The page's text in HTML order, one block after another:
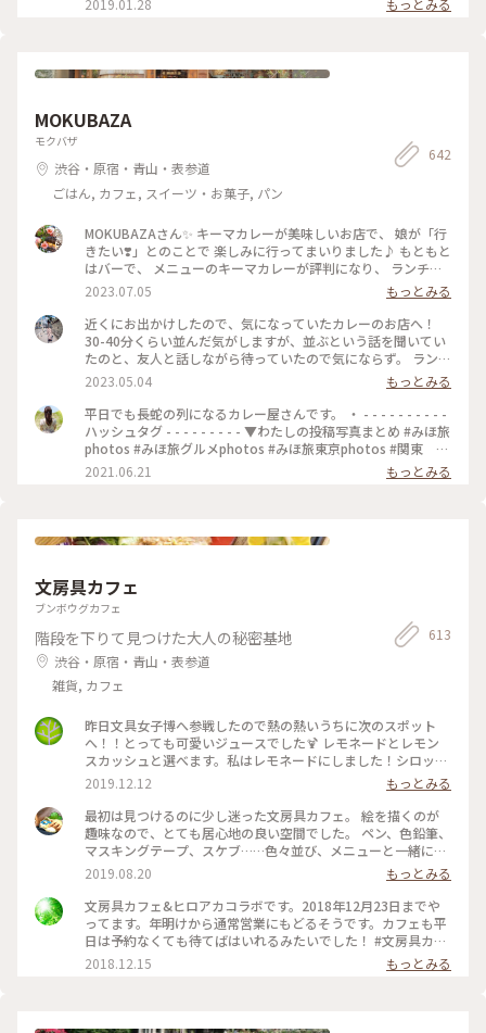
お出かけ
2019.01.28 もっとみる
MOKUBAZA
モクバザ
渋谷・原宿・青山・表参道
ごはん, カフェ, スイーツ・お菓子, パン
642
MOKUBAZAさん✨ キーマカレーが美味しいお店で、 娘が「行
きたい❣️」とのことで 楽しみに行ってまいりました♪ もともと
はバーで、 メニューのキーマカレーが評判になり、 ランチタ
イムも営業するようになったとのことです。 20時間以上かけ
て作るキーマカレーは 本当に味わい深くてスパイスたっぷり
で とても美味しいです✨ さらに、小麦粉、化学調味料、人工
添加物 なども入っていないそうで、 身体にも優しいカレーで
す(o^^o) 私たちは、チーズキーマカレーを マンゴーラッシー
と一緒にいただきました♡ モッツァレラチーズがとろ〜り✨
とても美味しかったです❣️ 他にもナッツキーマカレーや、 コリ
アンダーキーマカレー、 アボカドキーマカレーなどなど💕 次
にうかがうのが楽しみになりました•*¨*•.¸¸♡ ★山手線原宿駅
より徒歩9分 ★副都心線北参道駅より徒歩6分 ★総武線千駄ヶ
谷駅より徒歩10分 ★大江戸線国立競技場駅より徒歩10分
#MOKUBAZA #私のことりっぷ旅 #ランチ #チーズキーマカレ
2023.07.05
もっとみる
近くにお出かけしたので、気になっていたカレーのお店へ！
30-40分くらい並んだ気がしますが、並ぶという話を聞いてい
たのと、友人と話しながら待っていたので気にならず。 ランチ
は14時までらしいですが、その時間までに並んでいたら入れる
みたいです🙆🏻‍♀️ 私は、焼きエッグキーマカレー（Sサイズ
¥1,280）をいただきました🍛 熱々で、少し辛めですが、私の
好みの辛さでした（辛いのが苦手な友人は苦労してました😂）
何より、スパイスの香りが最高でした！！ これは行列ができ
るな、、という感じです。 帰宅しても、まだ香りが残っててま
た食べたくなってます😂💓 #MOKUBAZA #カレー #キーマカレ
2023.05.04
もっとみる
平日でも長蛇の列になるカレー屋さんです。 ・ - - - - - - - - - -
ハッシュタグ - - - - - - - - - ▼わたしの投稿写真まとめ #みほ旅
photos #みほ旅グルメphotos #みほ旅東京photos #関東 #
東京都 #東京 #表参道 #東京カフェ #カレー #チーズカレ
ー #モクバザ #MOKUBAZA #夏色さがし - - - - - - - - - - - - - -
2021.06.21 もっとみる
文房具カフェ
ブンボウグカフェ
階段を下りて見つけた大人の秘密基地
渋谷・原宿・青山・表参道
雑貨, カフェ
613
昨日文具女子博へ参戦したので熱の熱いうちに次のスポット
へ！！とっても可愛いジュースでした🍹 レモネードとレモン
スカッシュと選べます。私はレモネードにしました！シロップ
はブドウ🍇とパイナップル🍍！ たくさんある画材をお借りし
て、１時間かけてお絵描きしました。 #東京観光#渋谷区#文房
具カフェ#レモネード#文具女子博
2019.12.12
もっとみる
最初は見つけるのに少し迷った文房具カフェ。 絵を描くのが
趣味なので、とても居心地の良い空間でした。 ペン、色鉛筆、
マスキングテープ、スケブ……色々並び、メニューと一緒に落
書きできるランチマットも。各席に色鉛筆が置いてあります。
アカデミックな文具かと思いきや、品揃えは意外と面白グッズ
系でした。それは人を選ぶかも？ もちろん本も揃っているの
でずっと居られるカフェでした。 写真はほうじ茶クレームブ
リュレ。 レジは、食事も文房具も一緒なのでちょっと混み合
います。 アニメやマンガとのコラボも結構しているみたいです
ね #カフェ #東京 #都内 #文房具カフェ #アニメコラボ
2019.08.20
もっとみる
文房具カフェ&ヒロアカコラボです。2018年12月23日までや
ってます。年明けから通常営業にもどるそうです。カフェも平
日は予約なくても待てばはいれるみたいでした！ #文房具カフ
ェ ＃ヒーローアカデミア
2018.12.15 もっとみる